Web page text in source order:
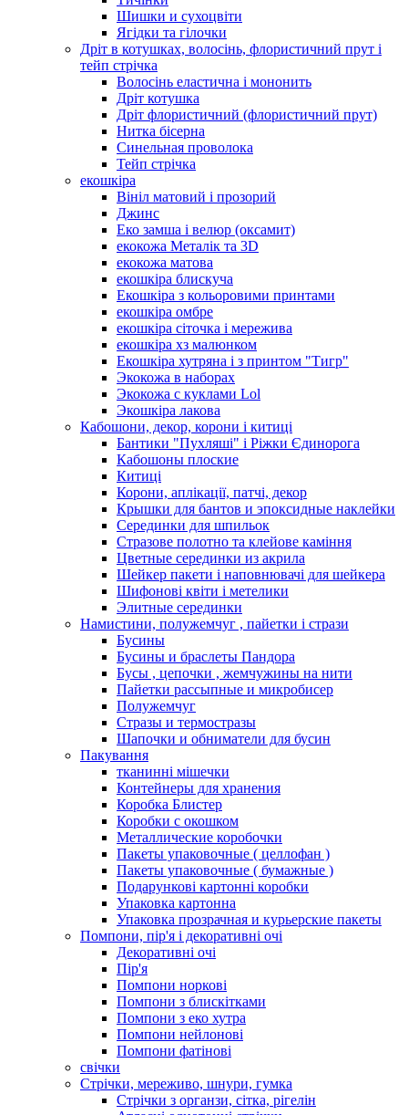
Шишки и сухоцвіти
Ягідки та гілочки
Дріт в котушках, волосінь, флористичний прут і
тейп стрічка
Волосінь еластична і мононить
Дріт котушка
Дріт флористичний (флористичний прут)
Нитка бісерна
Синельная проволока
Тейп стрічка
екошкіра
Вініл матовий і прозорий
Джинс
Еко замша і велюр (оксамит)
екокожа Металік та 3D
екокожа матова
екошкіра блискуча
Екошкіра з кольоровими принтами
екошкіра омбре
екошкіра сіточка і мережива
екошкіра хз малюнком
Екошкіра хутряна і з принтом "Тигр"
Экокожа в наборах
Экокожа с куклами Lol
Экошкiра лакова
Кабошони, декор, корони і китиці
Бантики "Пухляші" і Ріжки Єдинорога
Кабошоны плоские
Китиці
Корони, аплікації, патчі, декор
Крышки для бантов и эпоксидные наклейки
Серединки для шпильок
Стразове полотно та клейове каміння
Цветные серединки из акрила
Шейкер пакети і наповнювачі для шейкера
Шифонові квіти і метелики
Элитные серединки
Намистини, полужемчуг , пайетки і стрази
Бусины
Бусины и браслеты Пандора
Бусы , цепочки , жемчужины на нити
Пайетки рассыпные и микробисер
Полужемчуг
Стразы и термостразы
Шапочки и обниматели для бусин
Пакування
тканинні мішечки
Контейнеры для хранения
Коробка Блистер
Коробки с окошком
Металлические коробочки
Пакеты упаковочные ( целлофан )
Пакеты упаковочные ( бумажные )
Подарункові картонні коробки
Упаковка картонна
Упаковка прозрачная и курьерские пакеты
Помпони, пір'я і декоративні очі
Декоративні очі
Пір'я
Помпони норкові
Помпони з блискітками
Помпони з еко хутра
Помпони нейлонові
Помпони фатінові
свічки
Стрічки, мереживо, шнури, гумка
Стрічки з органзи, сітка, рігелін